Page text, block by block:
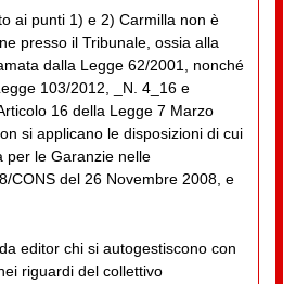
ai punti 1) e 2) Carmilla non è
presso il Tribunale, ossia alla
dalla Legge 62/2001, nonché
103/2012, _N. 4_16 e
16 della Legge 7 Marzo
si applicano le disposizioni di cui
per le Garanzie nelle
CONS del 26 Novembre 2008, e
editor chi si autogestiscono con
riguardi del collettivo